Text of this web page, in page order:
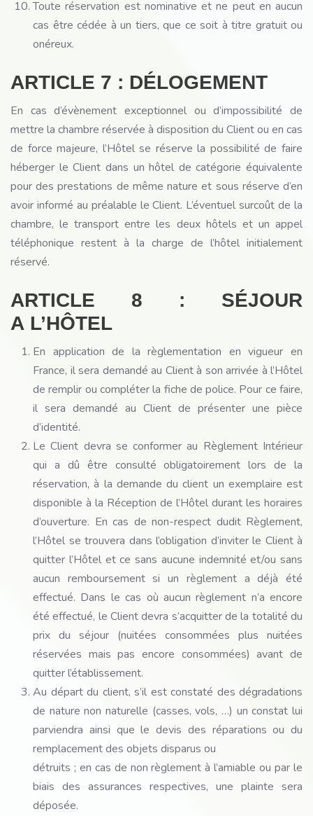
Toute réservation est nominative et ne peut en aucun
cas être cédée à un tiers, que ce soit à titre gratuit ou
onéreux.
ARTICLE 7 : DÉLOGEMENT
En cas d’évènement exceptionnel ou d’impossibilité de
mettre la chambre réservée à disposition du Client ou en cas
de force majeure, l’Hôtel se réserve la possibilité de faire
héberger le Client dans un hôtel de catégorie équivalente
pour des prestations de même nature et sous réserve d’en
avoir informé au préalable le Client. L’éventuel surcoût de la
chambre, le transport entre les deux hôtels et un appel
téléphonique restent à la charge de l’hôtel initialement
réservé.
ARTICLE 8 : SÉJOUR
A L’HÔTEL
En application de la règlementation en vigueur en
France, il sera demandé au Client à son arrivée à l’Hôtel
de remplir ou compléter la fiche de police. Pour ce faire,
il sera demandé au Client de présenter une pièce
d’identité.
Le Client devra se conformer au Règlement Intérieur
qui a dû être consulté obligatoirement lors de la
réservation, à la demande du client un exemplaire est
disponible à la Réception de l’Hôtel durant les horaires
d’ouverture. En cas de non-respect dudit Règlement,
l’Hôtel se trouvera dans l’obligation d’inviter le Client à
quitter l’Hôtel et ce sans aucune indemnité et/ou sans
aucun remboursement si un règlement a déjà été
effectué. Dans le cas où aucun règlement n’a encore
été effectué, le Client devra s’acquitter de la totalité du
prix du séjour (nuitées consommées plus nuitées
réservées mais pas encore consommées) avant de
quitter l’établissement.
Au départ du client, s’il est constaté des dégradations
de nature non naturelle (casses, vols, …) un constat lui
parviendra ainsi que le devis des réparations ou du
remplacement des objets disparus ou
détruits ; en cas de non règlement à l’amiable ou par le
biais des assurances respectives, une plainte sera
déposée.